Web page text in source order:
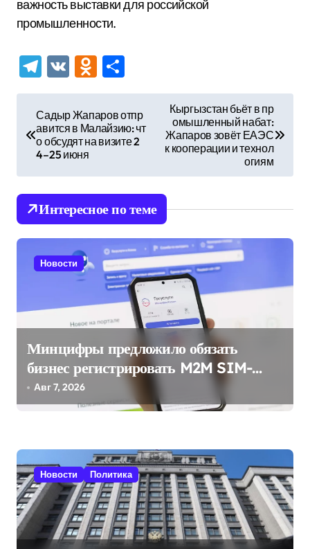
важность выставки для российской
промышленности.
Telegram
VK Odnoklassniki
и
г
а
ц
п
о
п
с
я
м
Садыр Жапаров отпр
авится в Малайзию: чт
о обсудят на визите 2
4–25 июня
Кыргызстан бьёт в пр
омышленный набат:
Жапаров зовёт ЕАЭС
к кооперации и технол
огиям
Интересное по теме
Новости
Минцифры предложило обязать
бизнес регистрировать M2M SIM-
карты через «Госуслуги»
Авг 7, 2026
Новости Политика